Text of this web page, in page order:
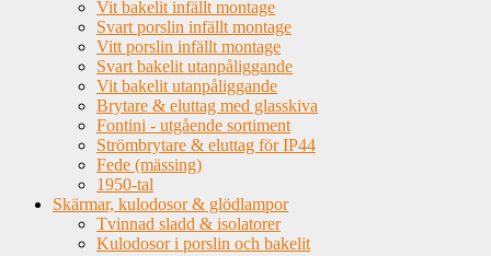
Vit bakelit infällt montage
Svart porslin infällt montage
Vitt porslin infällt montage
Svart bakelit utanpåliggande
Vit bakelit utanpåliggande
Brytare & eluttag med glasskiva
Fontini - utgående sortiment
Strömbrytare & eluttag för IP44
Fede (mässing)
1950-tal
Skärmar, kulodosor & glödlampor
Tvinnad sladd & isolatorer
Kulodosor i porslin och bakelit